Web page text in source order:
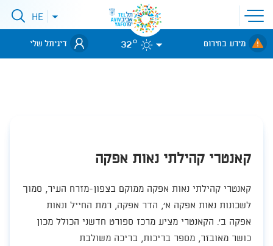
סגירת
תפריט
אתר
לאתר עיריית
תל-אביב
פתיחתHE
מידע בחירום 32° דיגיתל שלי
קאנטרי קהילתי נאות אפקה
​קאנטרי קהילתי נאות אפקה ממוקם בצפון-מזרח העיר, סמוך
לשכונות נאות אפקה א', הדר אפקה, רמת החייל ונאות
אפקה ב'. הקאנטרי מציע מרכז ספורט חדשני הכולל מכון
כושר מאובזר, מספר בריכות, בריכה משולבת